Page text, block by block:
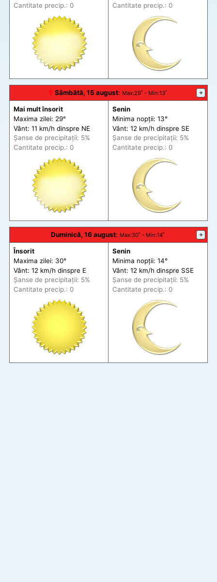
Cantitate precip.: 0 Cantitate precip.: 0
🕆 Sâmbătă, 15 august: Max:29˚ - Min:13˚ +
Mai mult însorit
Maxima zilei: 29°
Vânt: 11 km/h dinspre NE
Șanse de precipitații: 5%
Cantitate precip.: 0
Senin
Minima nopții: 13°
Vânt: 12 km/h dinspre SE
Șanse de precipitații: 5%
Cantitate precip.: 0
Duminică, 16 august: Max:30˚ - Min:14˚ +
Însorit
Maxima zilei: 30°
Vânt: 12 km/h dinspre E
Șanse de precipitații: 5%
Cantitate precip.: 0
Senin
Minima nopții: 14°
Vânt: 12 km/h dinspre SSE
Șanse de precipitații: 5%
Cantitate precip.: 0